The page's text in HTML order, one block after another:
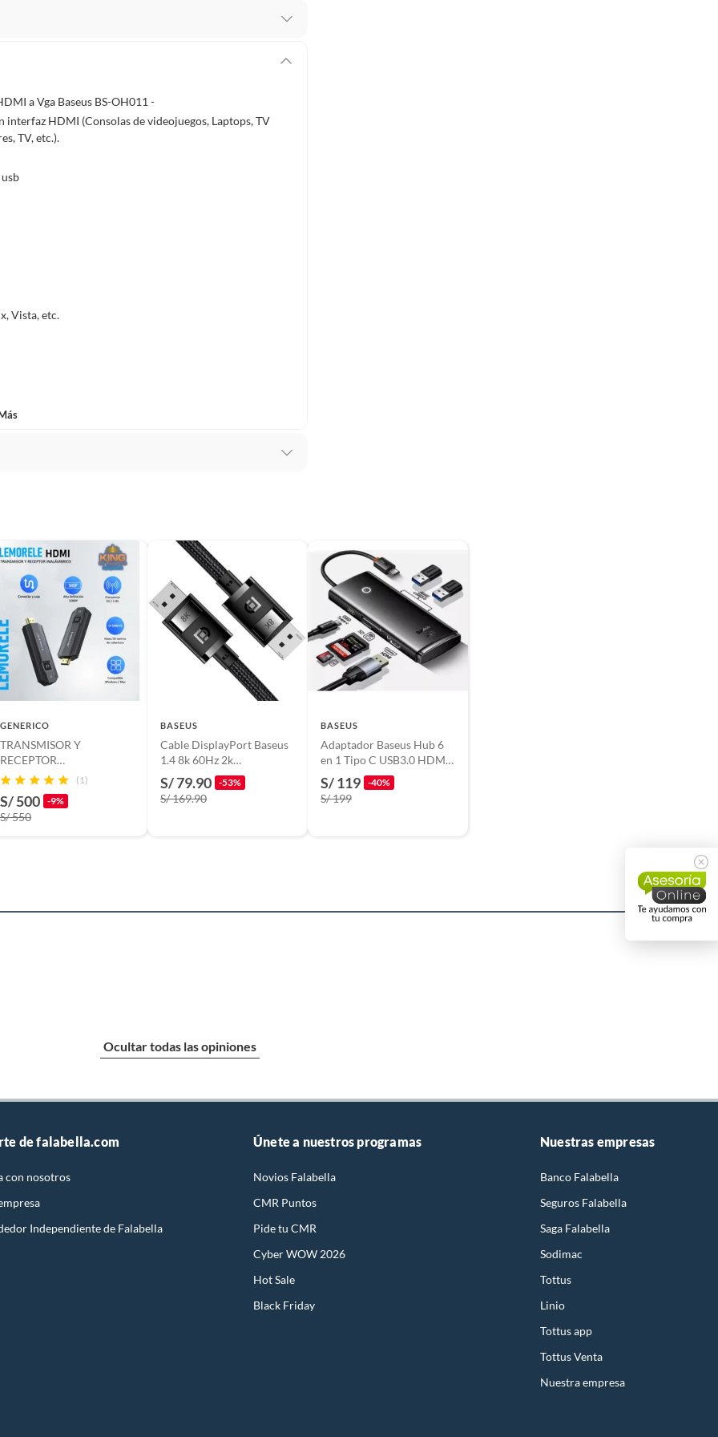
tienen:
productos para asfalto.
tecnología, línea blanca, colchones, muebles, bicicletas y
alimenticios, vitaminas.
a Vga Baseus BS-OH011 -
HDMI (Consolas de videojuegos, Laptops, TV
TV, etc.).
Vista, etc.
x 3cm
Nuevo
Convertidor de HDMI a Vga Baseus BS-OH011
GENERICO
TRANSMISOR Y
RECEPTOR
INALAMBRICO HDMI HD
(1)
S/ 500 -9%
S/ 550
BASEUS
Cable DisplayPort Baseus
1.4 8k 60Hz 2k
240Hz/165Hz 2m
S/ 79.90 -53%
S/ 169.90
BASEUS
Adaptador Baseus Hub 6
en 1 Tipo C USB3.0 HDMI
SD/TF WKQX050101
S/ 119 -40%
S/ 199
Ocultar todas las opiniones
de falabella.com
con nosotros
Independiente de Falabella
Únete a nuestros programas
Novios Falabella
CMR Puntos
Pide tu CMR
Cyber WOW 2026
Hot Sale
Black Friday
Nuestras empresas
Banco Falabella
Seguros Falabella
Saga Falabella
Sodimac
Tottus
Linio
Tottus app
Tottus Venta
Nuestra empresa